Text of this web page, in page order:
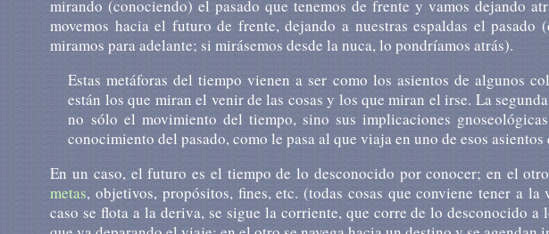
mirando (conociendo) el pasado que tenemos de frente y vamos dejando
movemos hacia el futuro de frente, dejando a nuestras espaldas el
miramos para adelante; si mirásemos desde la nuca, lo pondríamos atrás).
Estas metáforas del tiempo vienen a ser como los asientos de algunos
están los que miran el venir de las cosas y los que miran el irse. La
no sólo el movimiento del tiempo, sino sus implicaciones
conocimiento del pasado, como le pasa al que viaja en uno de esos asientos
En un caso, el futuro es el tiempo de lo desconocido por conocer; en el
metas, objetivos, propósitos, fines, etc. (todas cosas que conviene tener a
caso se flota a la deriva, se sigue la corriente, que corre de lo desconocido a